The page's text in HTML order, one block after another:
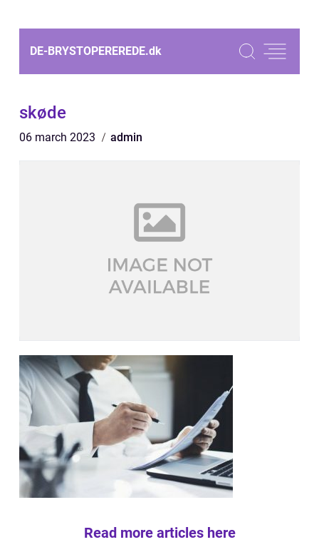
DE-BRYSTOPEREREDE.dk
skøde
06 march 2023 admin
Read more articles here